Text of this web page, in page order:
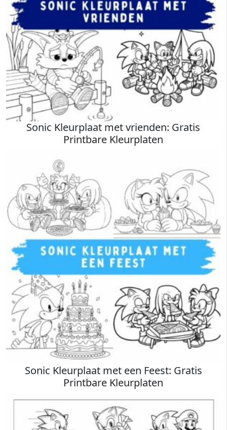
Sonic Kleurplaat met vrienden: Gratis
Printbare Kleurplaten
Sonic Kleurplaat met een Feest: Gratis
Printbare Kleurplaten